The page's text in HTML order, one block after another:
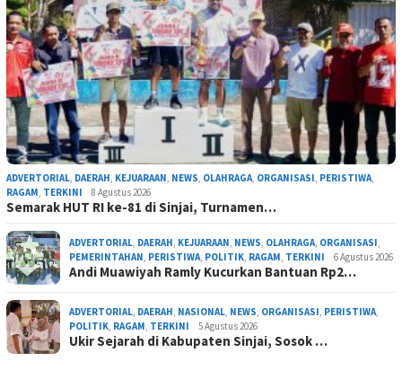
ADVERTORIAL, DAERAH, KEJUARAAN, NEWS, OLAHRAGA, ORGANISASI, PERISTIWA,
RAGAM, TERKINI 8 Agustus 2026
Semarak HUT RI ke-81 di Sinjai, Turnamen…
ADVERTORIAL, DAERAH, KEJUARAAN, NEWS, OLAHRAGA, ORGANISASI,
PEMERINTAHAN, PERISTIWA, POLITIK, RAGAM, TERKINI 6 Agustus 2026
Andi Muawiyah Ramly Kucurkan Bantuan Rp2…
ADVERTORIAL, DAERAH, NASIONAL, NEWS, ORGANISASI, PERISTIWA,
POLITIK, RAGAM, TERKINI 5 Agustus 2026
Ukir Sejarah di Kabupaten Sinjai, Sosok …